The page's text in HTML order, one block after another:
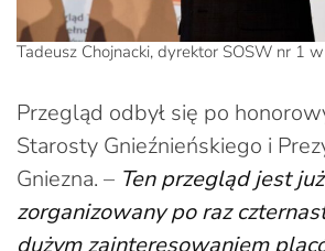
Tadeusz Chojnacki, dyrektor SOSW nr 1
Przegląd odbył się po
Starosty Gnieźnieńskiego i
Gniezna. – Ten przegląd jest już
zorganizowany po raz